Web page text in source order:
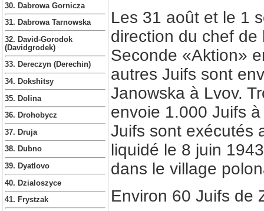
30. Dabrowa Gornicza
31. Dabrowa Tarnowska
32. David-Gorodok
(Davidgrodek)
33. Dereczyn (Derechin)
34. Dokshitsy
35. Dolina
36. Drohobycz
37. Druja
38. Dubno
39. Dyatlovo
40. Dzialoszyce
41. Frystzak
Les 31 août et le 1
direction du chef de
Seconde «Aktion»
autres Juifs sont
Janowska à Lvov.
envoie 1.000 Juifs
Juifs sont exécutés
liquidé le 8 juin
dans le village
Environ 60 Juifs de